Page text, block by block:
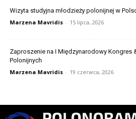
Wizyta studyjna młodzieży polonijnej w
Marzena Mavridis - 15 lipca, 2026
Zaproszenie na I Międzynarodowy Kongres
Polonijnych
Marzena Mavridis - 19 czerwca, 2026